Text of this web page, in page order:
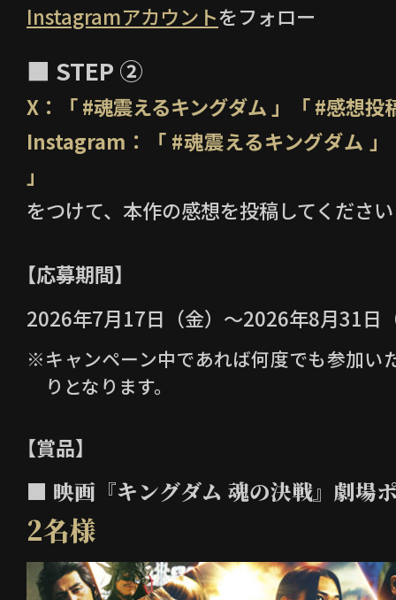
Instagramアカウントをフォロー
■ STEP ②
X：「 #魂震えるキングダム 」「 #感想投
Instagram：「 #魂震えるキングダム
」
をつけて、本作の感想を投稿してください
【応募期間】
2026年7月17日（金）～2026年8月31日
※キャンペーン中であれば何度でも参加い
りとなります。
【賞品】
■ 映画『キングダム 魂の決戦』劇場
2名様